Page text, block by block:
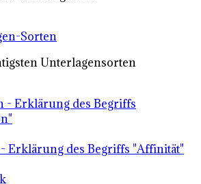
Sorten
Unterlagensorten
- Erklärung des Begriffs
Erklärung des Begriffs "Affinität"